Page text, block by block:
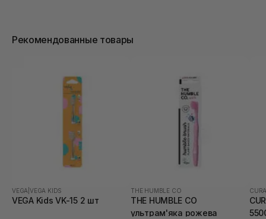
Рекомендованные товары
VEGA |VEGA KIDS
VEGA Kids VK-15 2 шт
THE HUMBLE CO
THE HUMBLE CO
ультрам'яка рожева